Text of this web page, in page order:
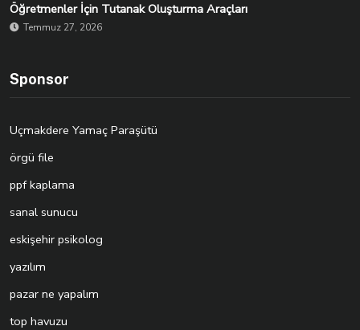
Öğretmenler İçin Tutanak Oluşturma Araçları
Temmuz 27, 2026
Sponsor
Uçmakdere Yamaç Paraşütü
örgü file
ppf kaplama
sanal sunucu
eskişehir psikolog
yazılım
pazar ne yapalım
top havuzu